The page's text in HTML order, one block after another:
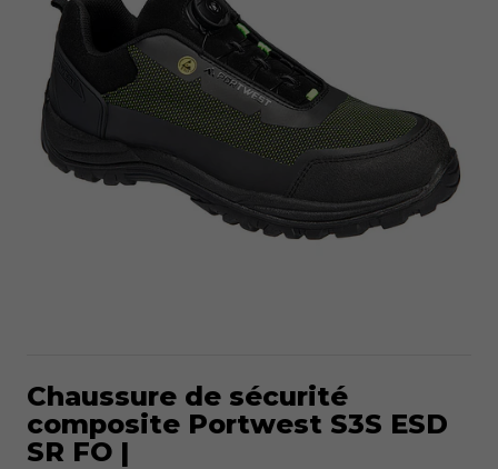
Chaussure de sécurité
composite Portwest S3S ESD
SR FO |